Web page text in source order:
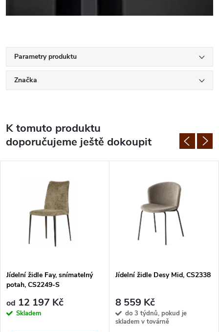
Parametry produktu
Značka
K tomuto produktu
doporučujeme ještě dokoupit
Jídelní židle Fay, snímatelný
potah, CS2249-S
od 12 197 Kč
Skladem
Jídelní židle Desy Mid, CS2338
8 559 Kč
do 3 týdnů, pokud je
skladem v továrně